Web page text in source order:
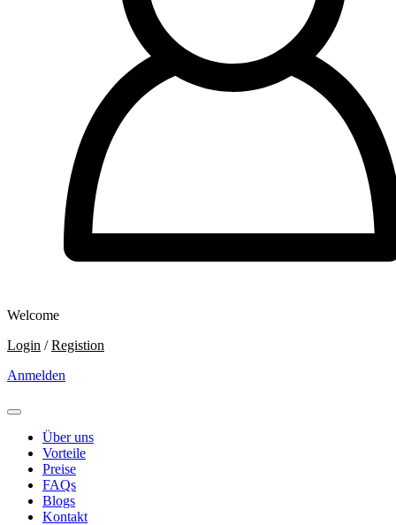
Welcome
Login /Registion
Anmelden
Über uns
Vorteile
Preise
FAQs
Blogs
Kontakt